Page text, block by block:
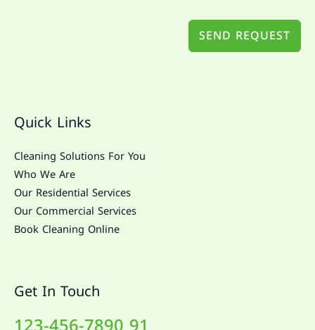
SEND REQUEST
Quick Links
Cleaning Solutions For You
Who We Are
Our Residential Services
Our Commercial Services
Book Cleaning Online
Get In Touch